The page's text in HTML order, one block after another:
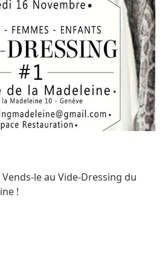
le au Vide-Dressing du
!